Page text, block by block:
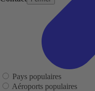
Pays populaires
Aéroports populaires